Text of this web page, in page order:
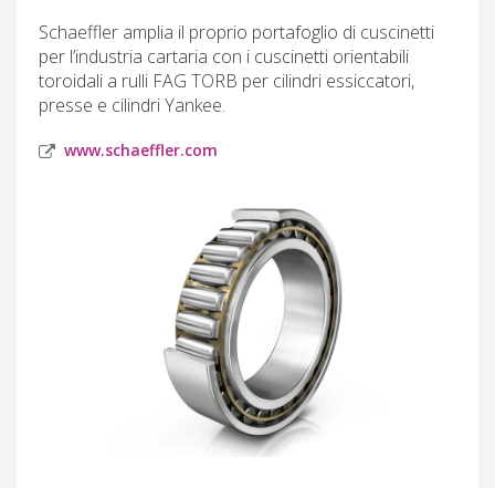
Schaeffler amplia il proprio portafoglio di cuscinetti
per l’industria cartaria con i cuscinetti orientabili
toroidali a rulli FAG TORB per cilindri essiccatori,
presse e cilindri Yankee.
www.schaeffler.com